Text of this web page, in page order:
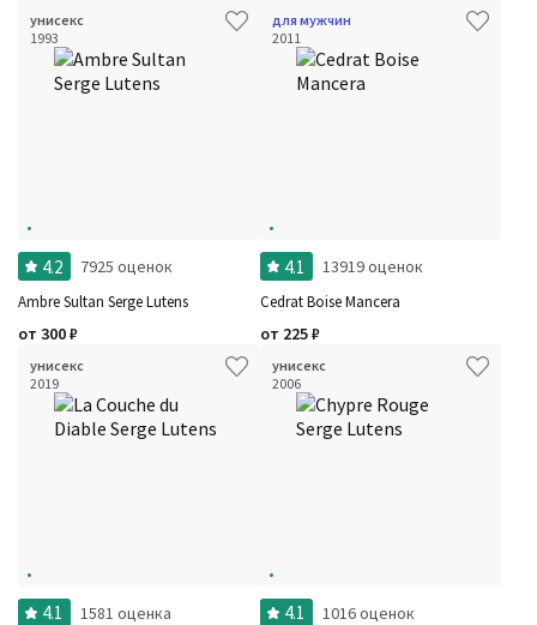
унисекс
1993
4.2 7925 оценок
Ambre Sultan Serge Lutens
от 300₽
для мужчин
2011
4.1 13919 оценок
Cedrat Boise Mancera
от 225₽
унисекс
2019
4.1 1581 оценка
унисекс
2006
4.1 1016 оценок